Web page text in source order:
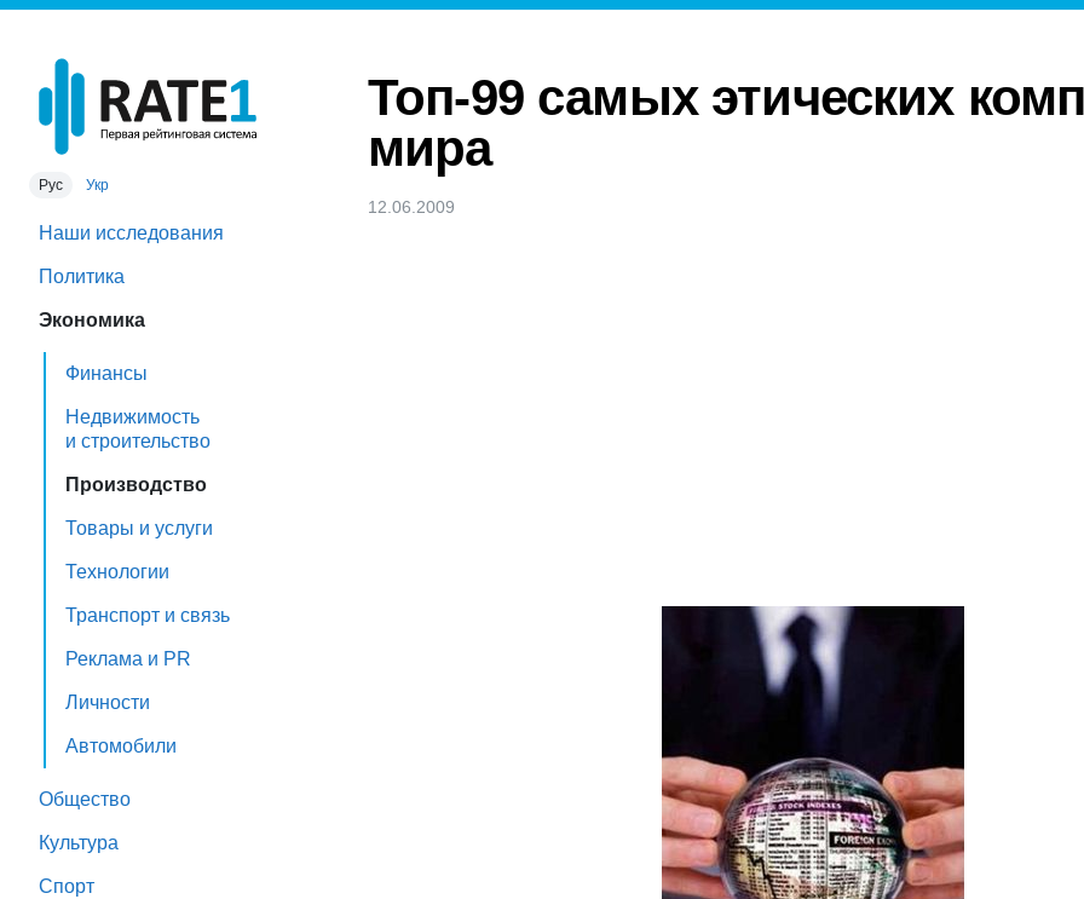
Рус Укр
Наши исследования
Политика
Экономика
Финансы
Недвижимость
и строительство
Производство
Товары и услуги
Технологии
Транспорт и связь
Реклама и PR
Личности
Автомобили
Общество
Культура
Спорт
Топ-99 самых этических
мира
12.06.2009